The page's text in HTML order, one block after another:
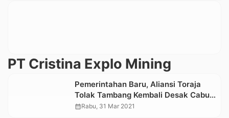
PT Cristina Explo Mining
Pemerintahan Baru, Aliansi Toraja
Tolak Tambang Kembali Desak Cabut
Izin Pertambangan di Tana Toraja
calendar_monthRabu, 31 Mar 2021